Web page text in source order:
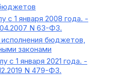
с 1 января 2008 года. -
N 63-ФЗ.
бюджетов,
законами
с 1 января 2021 года. -
N 479-ФЗ.